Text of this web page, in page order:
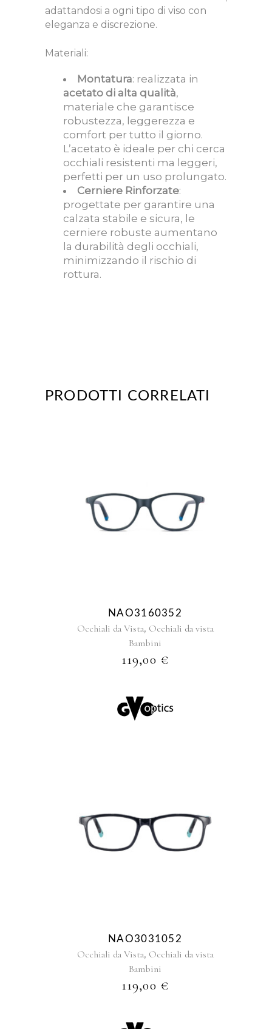
adattandosi a ogni tipo di viso con
eleganza e discrezione.
Materiali:
Montatura: realizzata in
acetato di alta qualità,
materiale che garantisce
robustezza, leggerezza e
comfort per tutto il giorno.
L’acetato è ideale per chi cerca
occhiali resistenti ma leggeri,
perfetti per un uso prolungato.
Cerniere Rinforzate:
progettate per garantire una
calzata stabile e sicura, le
cerniere robuste aumentano
la durabilità degli occhiali,
minimizzando il rischio di
rottura.
PRODOTTI CORRELATI
NAO3160352
Occhiali da Vista, Occhiali da vista
Bambini
119,00 €
NAO3031052
Occhiali da Vista, Occhiali da vista
Bambini
119,00 €